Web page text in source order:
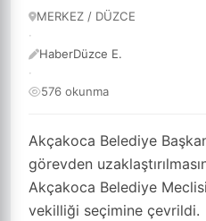
Akçakoca Belediye
görevden
Akçakoca Belediye
vekilliği seçimine çevrildi.
MERKEZ / DÜZCE
·
HaberDüzce E.
·
576 okunma